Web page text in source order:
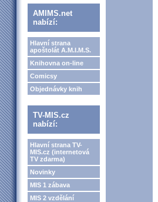
AMIMS.net
nabízí:
Hlavní strana
apoštolát A.M.I.M.S.
Knihovna on-line
Comicsy
Objednávky knih
TV-MIS.cz
nabízí:
Hlavní strana TV-
MIS.cz (internetová
TV zdarma)
Novinky
MIS 1 zábava
MIS 2 vzdělání